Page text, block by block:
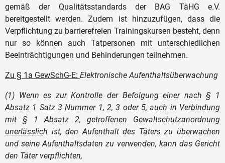
gemäß der Qualitätsstandards der BAG TäHG e.V.
bereitgestellt werden. Zudem ist hinzuzufügen, dass die
Verpflichtung zu barrierefreien Trainingskursen besteht, denn
nur so können auch Tatpersonen mit unterschiedlichen
Beeinträchtigungen und Behinderungen teilnehmen.
Zu § 1a GewSchG-E: Elektronische Aufenthaltsüberwachung
(1) Wenn es zur Kontrolle der Befolgung einer nach § 1
Absatz 1 Satz 3 Nummer 1, 2, 3 oder 5, auch in Verbindung
mit § 1 Absatz 2, getroffenen Gewaltschutzanordnung
unerlässlich ist, den Aufenthalt des Täters zu überwachen
und seine Aufenthaltsdaten zu verwenden, kann das Gericht
den Täter verpflichten,